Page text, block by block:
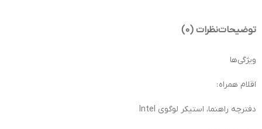
توضیحاتنظرات (0)
ویژگی‌ها
اقلام همراه :
دفترچه‌ راهنما، استیکر لوگوی Intel